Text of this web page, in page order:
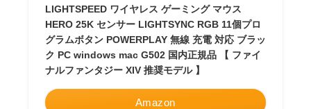
LIGHTSPEED ワイヤレス ゲーミング マウス
HERO 25K センサー LIGHTSYNC RGB 11個プロ
グラムボタン POWERPLAY 無線 充電 対応 ブラッ
ク PC windows mac G502 国内正規品 【 ファイ
ナルファンタジー XIV 推奨モデル 】
Amazon